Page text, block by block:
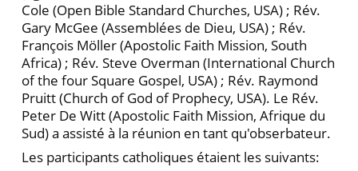
Cole (Open Bible Standard Churches, USA) ; Rév.
Gary McGee (Assemblées de Dieu, USA) ; Rév.
François Möller (Apostolic Faith Mission, South
Africa) ; Rév. Steve Overman (International Church
of the four Square Gospel, USA) ; Rév. Raymond
Pruitt (Church of God of Prophecy, USA). Le Rév.
Peter De Witt (Apostolic Faith Mission, Afrique du
Sud) a assisté à la réunion en tant qu'obserbateur.
Les participants catholiques étaient les suivants: